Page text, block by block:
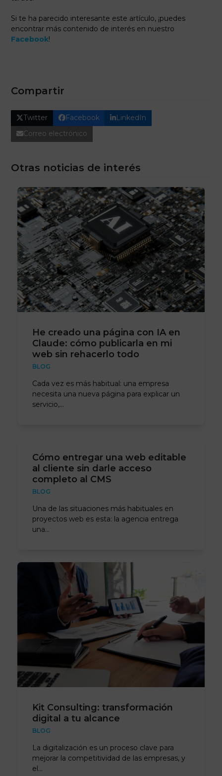
Si te ha parecido interesante este artículo, ¡puedes
encontrar más contenido de interés en nuestro
Facebook!
Compartir
Twitter Facebook
LinkedIn
Correo electrónico
Otras noticias de interés
He creado una página con IA en
Claude: cómo publicarla en mi
web sin rehacerlo todo
BLOG
Cada vez es más habitual: una empresa
necesita una nueva página para explicar un
servicio,…
Cómo entregar una web editable
al cliente sin darle acceso
completo al CMS
BLOG
Una de las situaciones más habituales en
proyectos web es esta: la agencia entrega
una…
Kit Consulting: transformación
digital a tu alcance
BLOG
La digitalización es un proceso clave para
mejorar la competitividad de las empresas, y
el…